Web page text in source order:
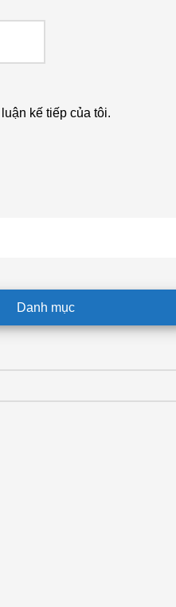
kế tiếp của tôi.
Danh mục